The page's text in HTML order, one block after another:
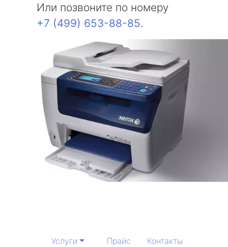
Или позвоните по номеру
+7 (499) 653-88-85.
Услуги Прайс Контакты